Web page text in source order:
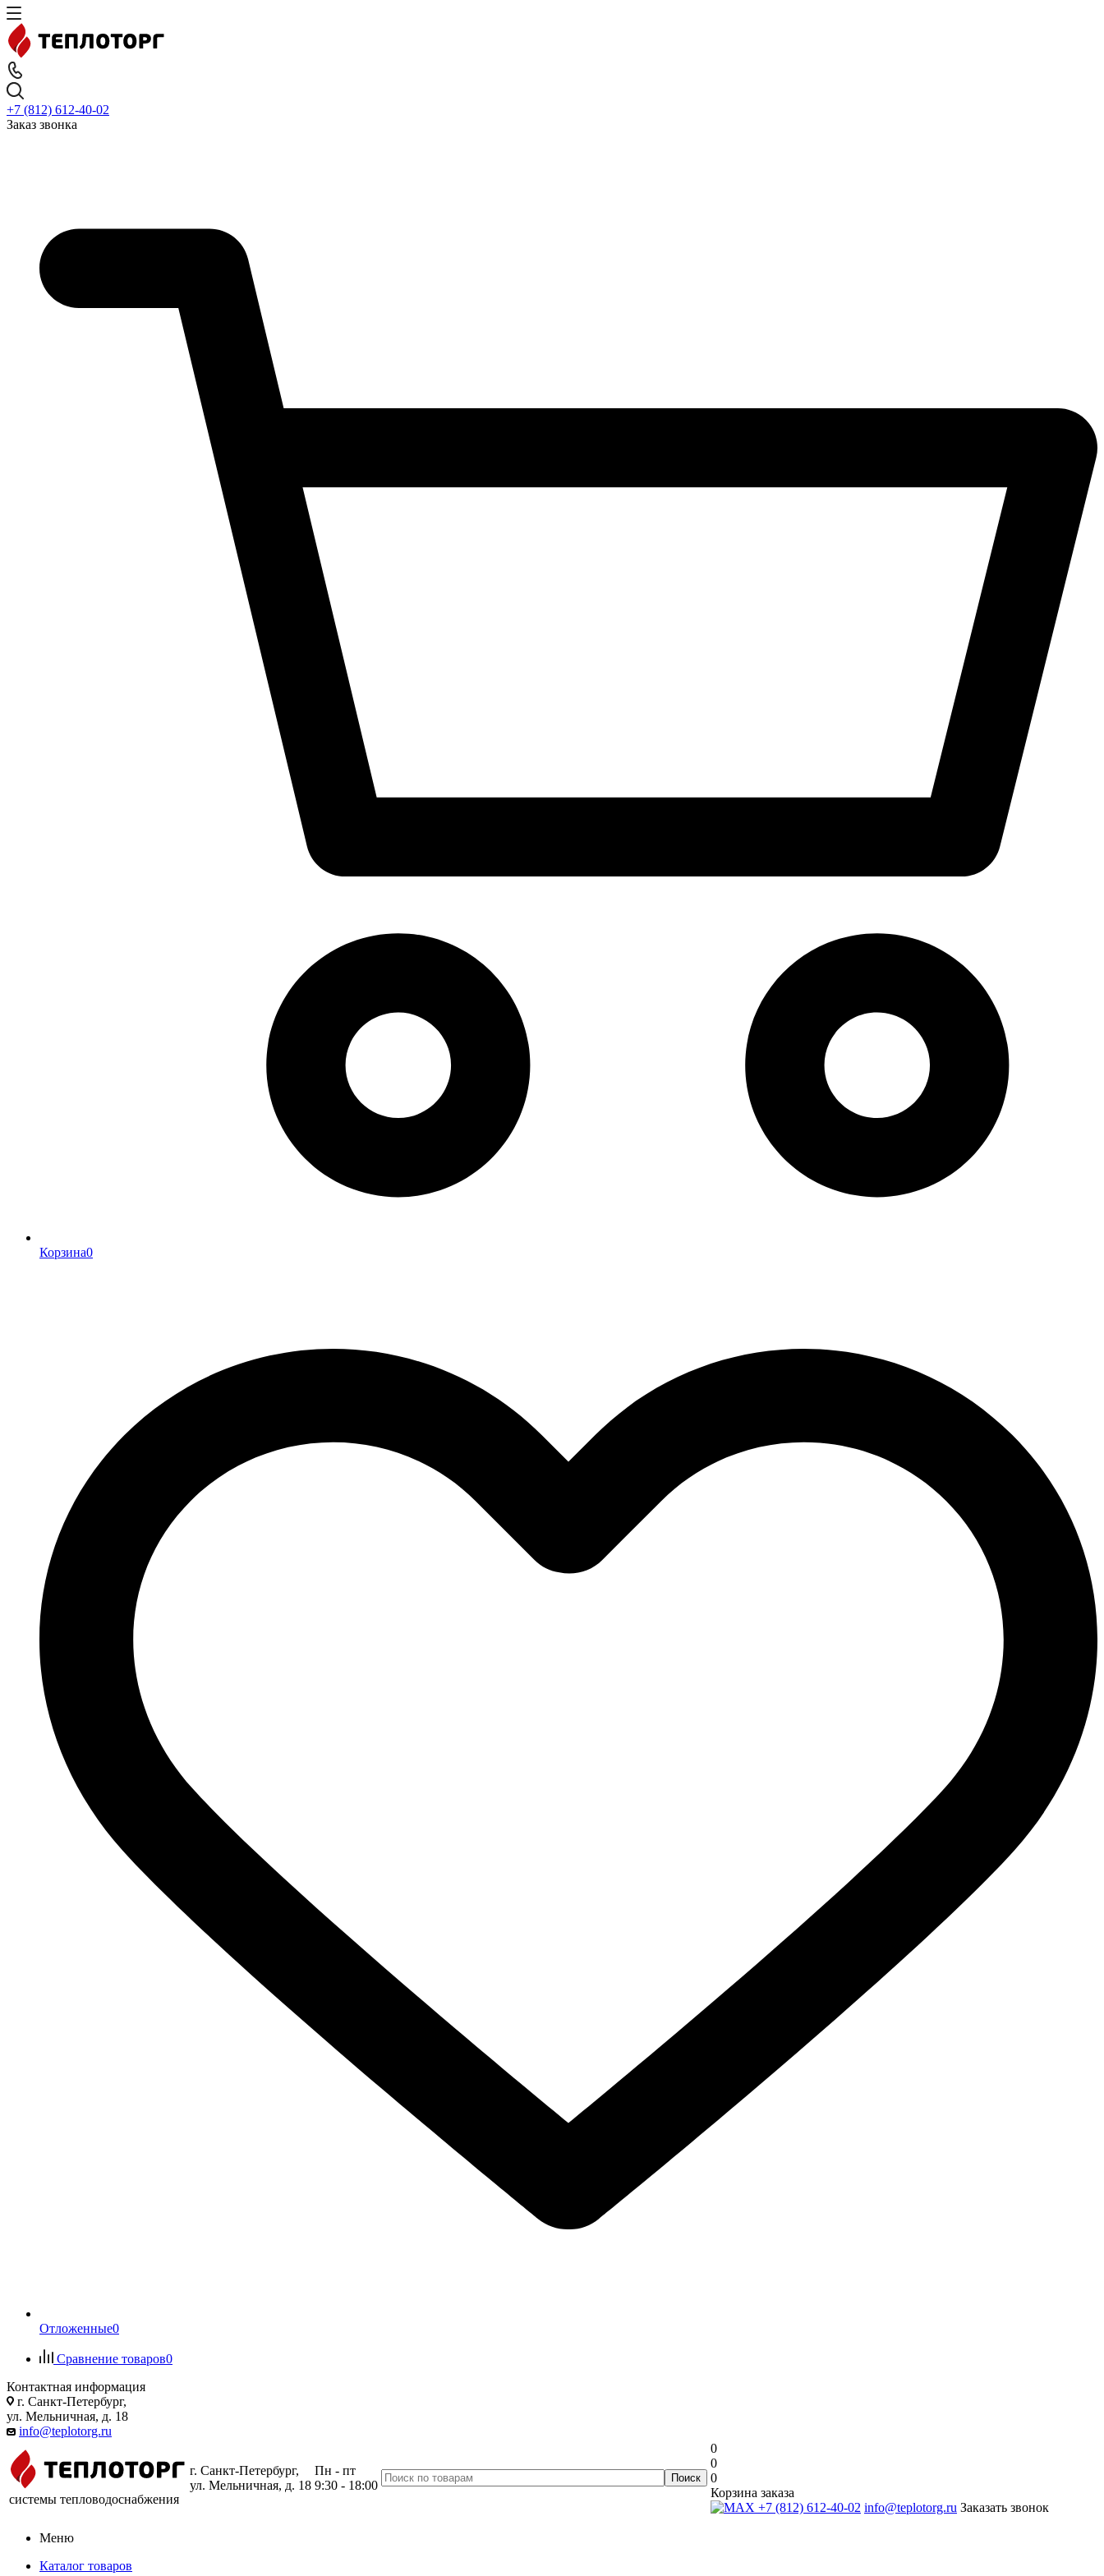
+7 (812) 612-40-02
Заказ звонка
Корзина0
Отложенные0
Сравнение товаров0
Контактная информация
г. Санкт-Петербург,
ул. Мельничная, д. 18
info@teplotorg.ru
системы тепловодоснабжения
г. Санкт-Петербург,
ул. Мельничная, д. 18
Пн - пт
9:30 - 18:00
0
0
0
Корзина заказа
+7 (812) 612-40-02 info@teplotorg.ru Заказать звонок
Меню
Каталог товаров